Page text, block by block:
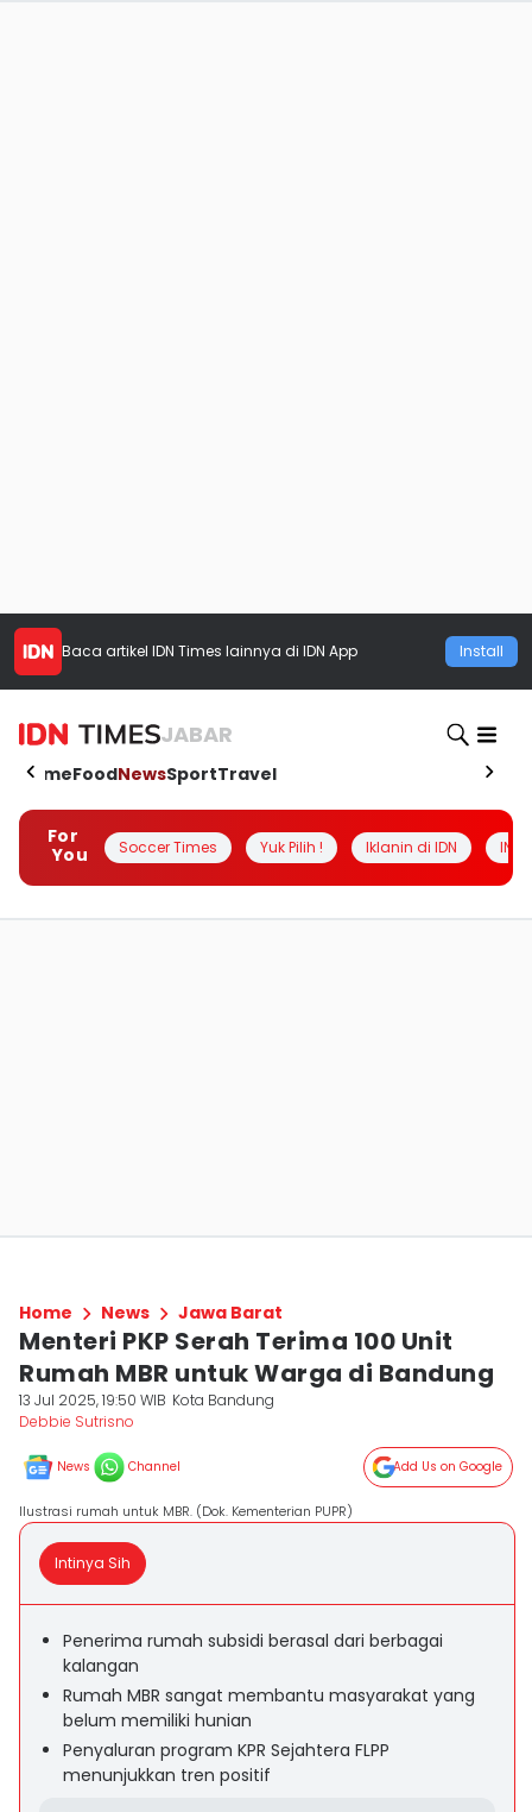
Baca artikel IDN Times lainnya di IDN App Install
JABAR
HomeFoodNewsSportTravel
For
You
Soccer Times Yuk Pilih ! Iklanin di IDN
Home News Jawa Barat
Menteri PKP Serah Terima 100 Unit
Rumah MBR untuk Warga di Bandung
13 Jul 2025, 19:50 WIB Kota Bandung
Debbie Sutrisno
News Channel Add Us on Google
Ilustrasi rumah untuk MBR. (Dok. Kementerian PUPR)
Intinya Sih
Penerima rumah subsidi berasal dari berbagai
kalangan
Rumah MBR sangat membantu masyarakat yang
belum memiliki hunian
Penyaluran program KPR Sejahtera FLPP
menunjukkan tren positif